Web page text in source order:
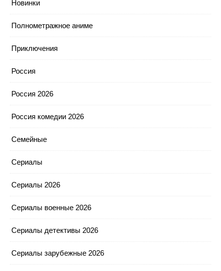
Новинки
Полнометражное аниме
Приключения
Россия
Россия 2026
Россия комедии 2026
Семейные
Сериалы
Сериалы 2026
Сериалы военные 2026
Сериалы детективы 2026
Сериалы зарубежные 2026